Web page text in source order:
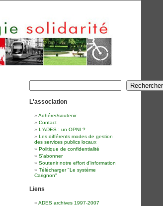
Rechercher Rechercher
L'association
Adhérer/soutenir
Contact
L'ADES : un OPNI ?
Les différents modes de gestion
des services publics locaux
Politique de confidentialité
S'abonner
Soutenir notre effort d'information
Télécharger "Le système
Carignon"
Liens
ADES archives 1997-2007